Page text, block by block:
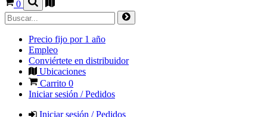
0
Precio fijo por 1 año
Empleo
Conviértete en distribuidor
Ubicaciones
Carrito 0
Iniciar sesión / Pedidos
Iniciar sesión / Pedidos